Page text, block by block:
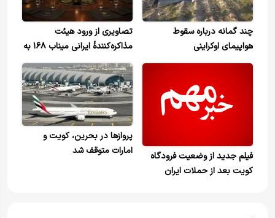
چند گمانه درباره سقوط
هواپیمای اوکراینی
تصاویری از ورود هیئت
مذاکره‌کنندۀ ایرانی میناب ۱۶۸ به
شهر زوریخ سوئیس
فیلم جدید از وضعیت فرودگاه
کویت بعد از حملات ایران
پروازها در بحرین، کویت و
امارات متوقف شد